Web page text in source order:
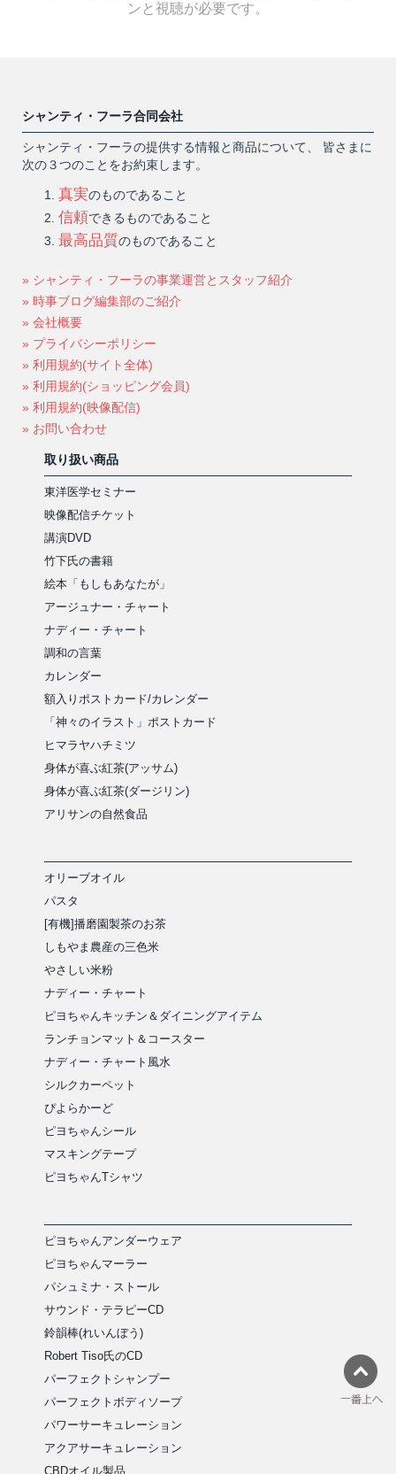
ンと視聴が必要です。
シャンティ・フーラ合同会社
シャンティ・フーラの提供する情報と商品について、 皆さまに
次の３つのことをお約束します。
真実のものであること
信頼できるものであること
最高品質のものであること
» シャンティ・フーラの事業運営とスタッフ紹介
» 時事ブログ編集部のご紹介
» 会社概要
» プライバシーポリシー
» 利用規約(サイト全体)
» 利用規約(ショッピング会員)
» 利用規約(映像配信)
» お問い合わせ
取り扱い商品
東洋医学セミナー
映像配信チケット
講演DVD
竹下氏の書籍
絵本「もしもあなたが」
アージュナー・チャート
ナディー・チャート
調和の言葉
カレンダー
額入りポストカード/カレンダー
「神々のイラスト」ポストカード
ヒマラヤハチミツ
身体が喜ぶ紅茶(アッサム)
身体が喜ぶ紅茶(ダージリン)
アリサンの自然食品
オリーブオイル
パスタ
[有機]播磨園製茶のお茶
しもやま農産の三色米
やさしい米粉
ナディー・チャート
ピヨちゃんキッチン＆ダイニングアイテム
ランチョンマット＆コースター
ナディー・チャート風水
シルクカーペット
ぴよらかーど
ピヨちゃんシール
マスキングテープ
ピヨちゃんTシャツ
ピヨちゃんアンダーウェア
ピヨちゃんマーラー
パシュミナ・ストール
サウンド・テラピーCD
鈴韻棒(れいんぼう)
Robert Tiso氏のCD
パーフェクトシャンプー
パーフェクトボディソープ
パワーサーキュレーション
アクアサーキュレーション
CBDオイル製品